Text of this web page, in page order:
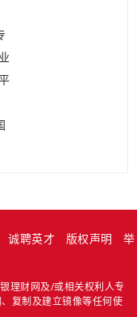
诚聘英才 版权声明
举
理财网及/或相关权利人专
复制及建立镜像等任何使